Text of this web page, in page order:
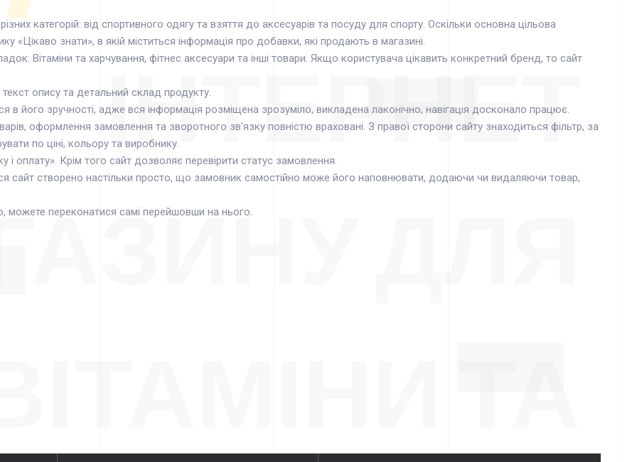
ІНТЕРНЕТ
ДЛЯ
ТА
категорій: від спортивного одягу та взяття до аксесуарів та посуду для спорту. Оскільки основна цільова
«Цікаво знати», в якій міститься інформація про добавки, які продають в магазині.
Вітаміни та харчування, фітнес аксесуари та інші товари. Якщо користувача цікавить конкретний бренд, то сайт
текст опису та детальний склад продукту.
в його зручності, адже вся інформація розміщена зрозуміло, викладена лаконічно, навігація досконало працює.
оформлення замовлення та зворотного зв’язку повністю враховані. З правої сторони сайту знаходиться фільтр, за
по ціні, кольору та виробнику.
оплату». Крім того сайт дозволяє перевірити статус замовлення.
сайт створено настільки просто, що замовник самостійно може його наповнювати, додаючи чи видаляючи товар,
можете переконатися самі перейшовши на нього.